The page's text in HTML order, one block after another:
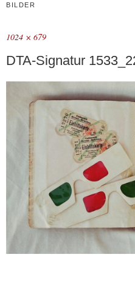
BILDER
1024 × 679
DTA-Signatur